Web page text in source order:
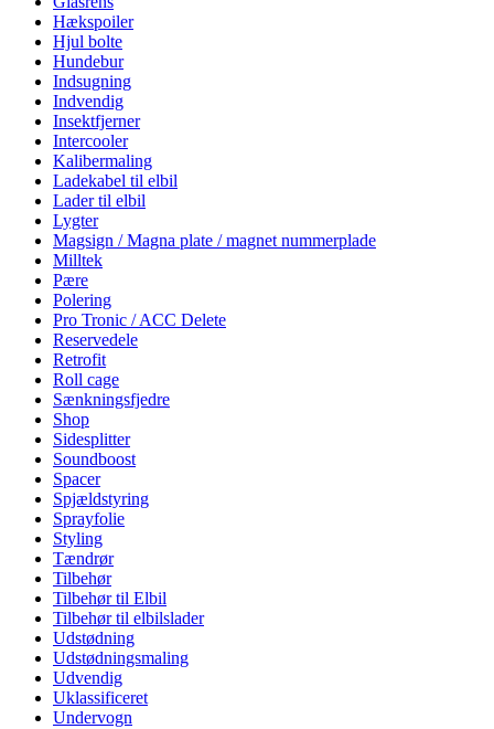
Hækspoiler
Hjul bolte
Hundebur
Indsugning
Indvendig
Insektfjerner
Intercooler
Kalibermaling
Ladekabel til elbil
Lader til elbil
Lygter
Magsign / Magna plate / magnet nummerplade
Milltek
Pære
Polering
Pro Tronic / ACC Delete
Reservedele
Retrofit
Roll cage
Sænkningsfjedre
Shop
Sidesplitter
Soundboost
Spacer
Spjældstyring
Sprayfolie
Styling
Tændrør
Tilbehør
Tilbehør til Elbil
Tilbehør til elbilslader
Udstødning
Udstødningsmaling
Udvendig
Uklassificeret
Undervogn